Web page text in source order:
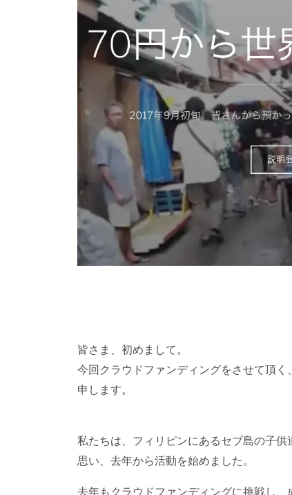
皆さま、初めまして。
今回クラウドファンディングをさせて頂
申します。
私たちは、フィリピンにあるセブ島の子
思い、去年から活動を始めました。
去年もクラウドファンディングに挑戦し